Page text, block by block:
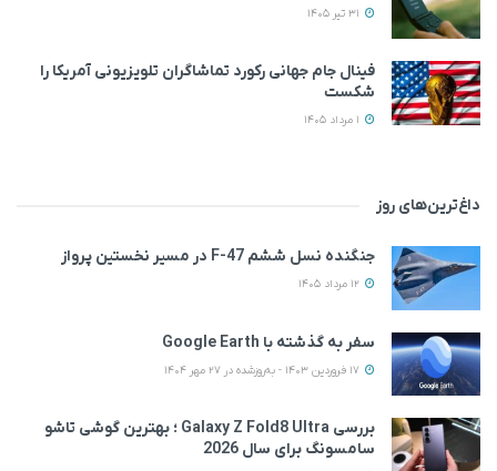
فینال جام جهانی رکورد تماشاگران تلویزیونی آمریکا را
شکست
داغ‌ترین‌های روز
جنگنده نسل ششم F-47 در مسیر نخستین پرواز
سفر به گذشته با Google Earth
بررسی Galaxy Z Fold8 Ultra ؛ بهترین گوشی تاشو
سامسونگ برای سال 2026